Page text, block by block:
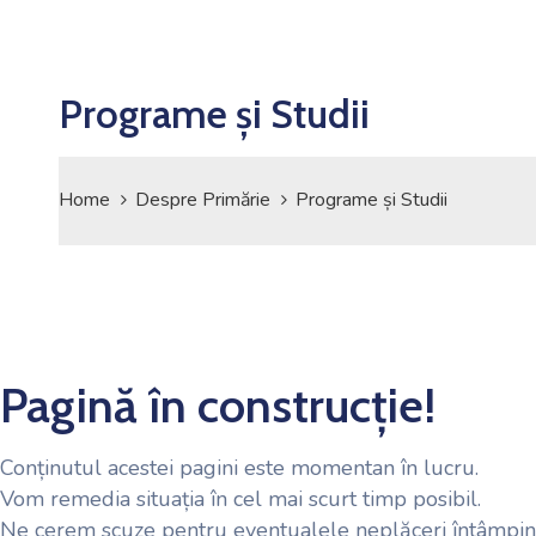
Programe și Studii
Home Despre Primărie Programe și Studii
Pagină în construcție!
Conținutul acestei pagini este momentan în lucru.
Vom remedia situația în cel mai scurt timp posibil.
Ne cerem scuze pentru eventualele neplăceri